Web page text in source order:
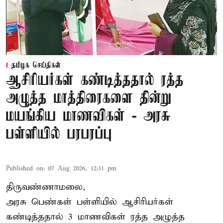
தமிழக செய்திகள்
ஆசிரியர்கள் கண்டித்ததால் ரத்த
அழுத்த மாத்திரைகளை தின்று
மயங்கிய மாணவிகள் - அரசு
பள்ளியில் பரபரப்பு
Published on: 07 Aug 2026, 12:31 pm
திருவண்ணாமலை,
அரசு பெண்கள் பள்ளியில் ஆசிரியர்கள்
கண்டித்ததால் 3 மாணவிகள் ரத்த அழுத்த